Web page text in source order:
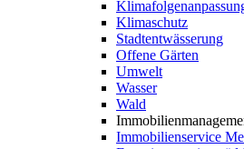
Klimaschutz
Stadtentwässerung
Offene Gärten
Umwelt
Wasser
Wald
Immobilienservice